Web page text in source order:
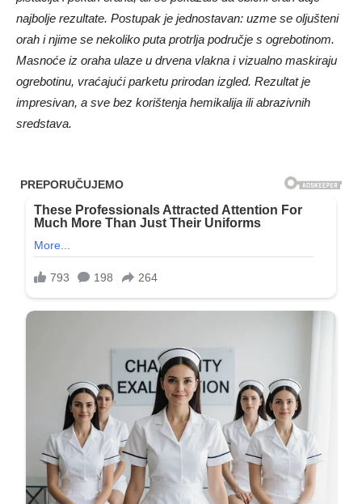
najbolje rezultate. Postupak je jednostavan: uzme se oljušteni
orah i njime se nekoliko puta protrlja područje s ogrebotinom.
Masnoće iz oraha ulaze u drvena vlakna i vizualno maskiraju
ogrebotinu, vraćajući parketu prirodan izgled. Rezultat je
impresivan, a sve bez korištenja hemikalija ili abrazivnih
sredstava.